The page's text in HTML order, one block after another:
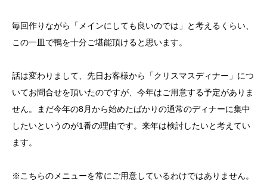
毎回作りながら「メインにしても良いのでは」と考えるくらい、
この一皿で鴨を十分ご堪能頂けると思います。
話は変わりまして、先日お客様から「クリスマスディナー」につ
いてお問合せを頂いたのですが、今年はご用意する予定がありま
せん。まだ今年の8月から始めたばかりの通常のディナーに集中
したいというのが1番の理由です。来年は検討したいと考えてい
ます。
※こちらのメニューを常にご用意しているわけではありません。